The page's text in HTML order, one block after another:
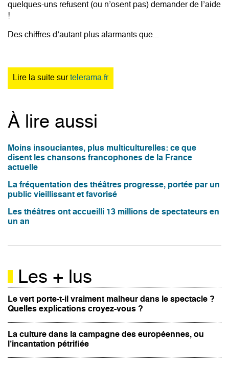
quelques-uns refusent (ou n’osent pas) demander de l’aide
!
Des chiffres d’autant plus alarmants que...
Lire la suite surtelerama.fr
À lire aussi
Moins insouciantes, plus multiculturelles: ce que
disent les chansons francophones de la France
actuelle
La fréquentation des théâtres progresse, portée par un
public vieillissant et favorisé
Les théâtres ont accueilli 13 millions de spectateurs en
un an
Les + lus
Le vert porte-t-il vraiment malheur dans le spectacle ?
Quelles explications croyez-vous ?
La culture dans la campagne des européennes, ou
l’incantation pétrifiée